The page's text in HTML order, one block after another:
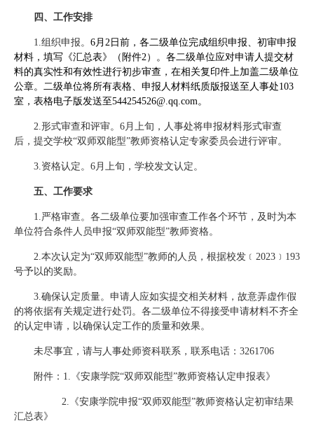
四、工作安排
1.组织申报。 6月2日前，各二级单位完成组织申报、初审申报
材料，填写《汇总表》（附件2）。各二级单位应对申请人提交材
料的真实性和有效性进行初步审查，在相关复印件上加盖二级单位
公章。二级单位将所有表格、申报人材料纸质版报送至人事处103
室，表格电子版发送至544254526@.qq.com。
2.形式审查和评审。6月上旬，人事处将申报材料形式审查
后，提交学校“双师双能型”教师资格认定专家委员会进行评审。
3.资格认定。6月上旬，学校发文认定。
五、工作要求
1.严格审查。各二级单位要加强审查工作各个环节，及时为本
单位符合条件人员申报“双师双能型”教师资格。
2.本次认定为“双师双能型”教师的人员，根据校发﹝2023﹞193
号予以的奖励。
3.确保认定质量。申请人应如实提交相关材料，故意弄虚作假
的将依据有关规定进行处罚。各二级单位不得接受申请材料不齐全
的认定申请，以确保认定工作的质量和效果。
未尽事宜，请与人事处师资科联系，联系电话：3261706
附件：1.《安康学院“双师双能型”教师资格认定申报表》
2.《安康学院申报“双师双能型”教师资格认定初审结果
汇总表》